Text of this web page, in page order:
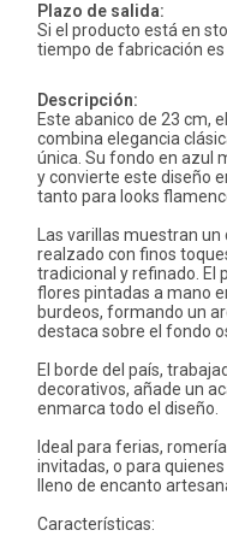
Plazo de salida:
Si el producto está en
tiempo de fabricación
Descripción:
Este abanico de 23 cm,
combina elegancia
única. Su fondo en azul
y convierte este diseño
tanto para looks
Las varillas muestran
realzado con finos
tradicional y refinado. El
flores pintadas a mano
burdeos, formando un
destaca sobre el fondo
El borde del país,
decorativos, añade un
enmarca todo el diseño.
Ideal para ferias,
invitadas, o para
lleno de encanto
Características: